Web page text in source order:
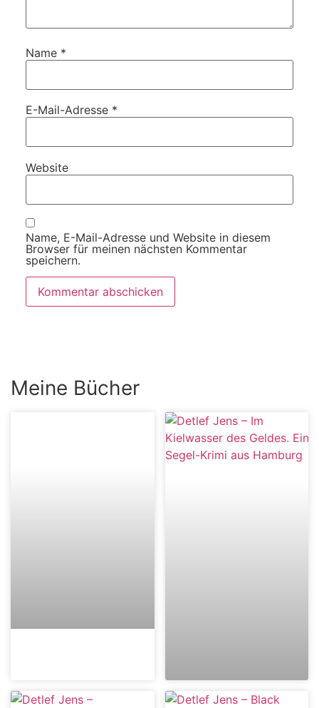
Name *
E-Mail-Adresse *
Website
Name, E-Mail-Adresse und Website in diesem
Browser für meinen nächsten Kommentar
speichern.
Meine Bücher